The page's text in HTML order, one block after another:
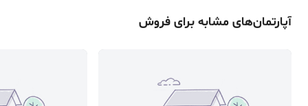
آپارتمان‌های مشابه برای فروش